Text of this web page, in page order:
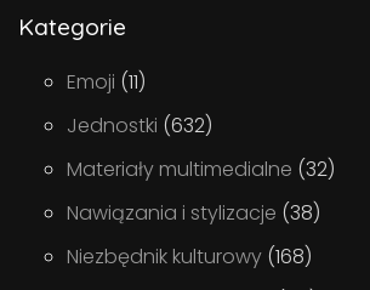
Kategorie
Emoji (11)
Jednostki (632)
Materiały multimedialne (32)
Nawiązania i stylizacje (38)
Niezbędnik kulturowy (168)